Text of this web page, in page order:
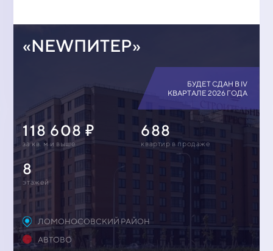
«NEWПИТЕР»
БУДЕТ СДАН В IV
КВАРТАЛЕ 2026 ГОДА
118 608
за кв. м и выше
688
квартир в продаже
8
этажей
ЛОМОНОСОВСКИЙ РАЙОН
АВТОВО